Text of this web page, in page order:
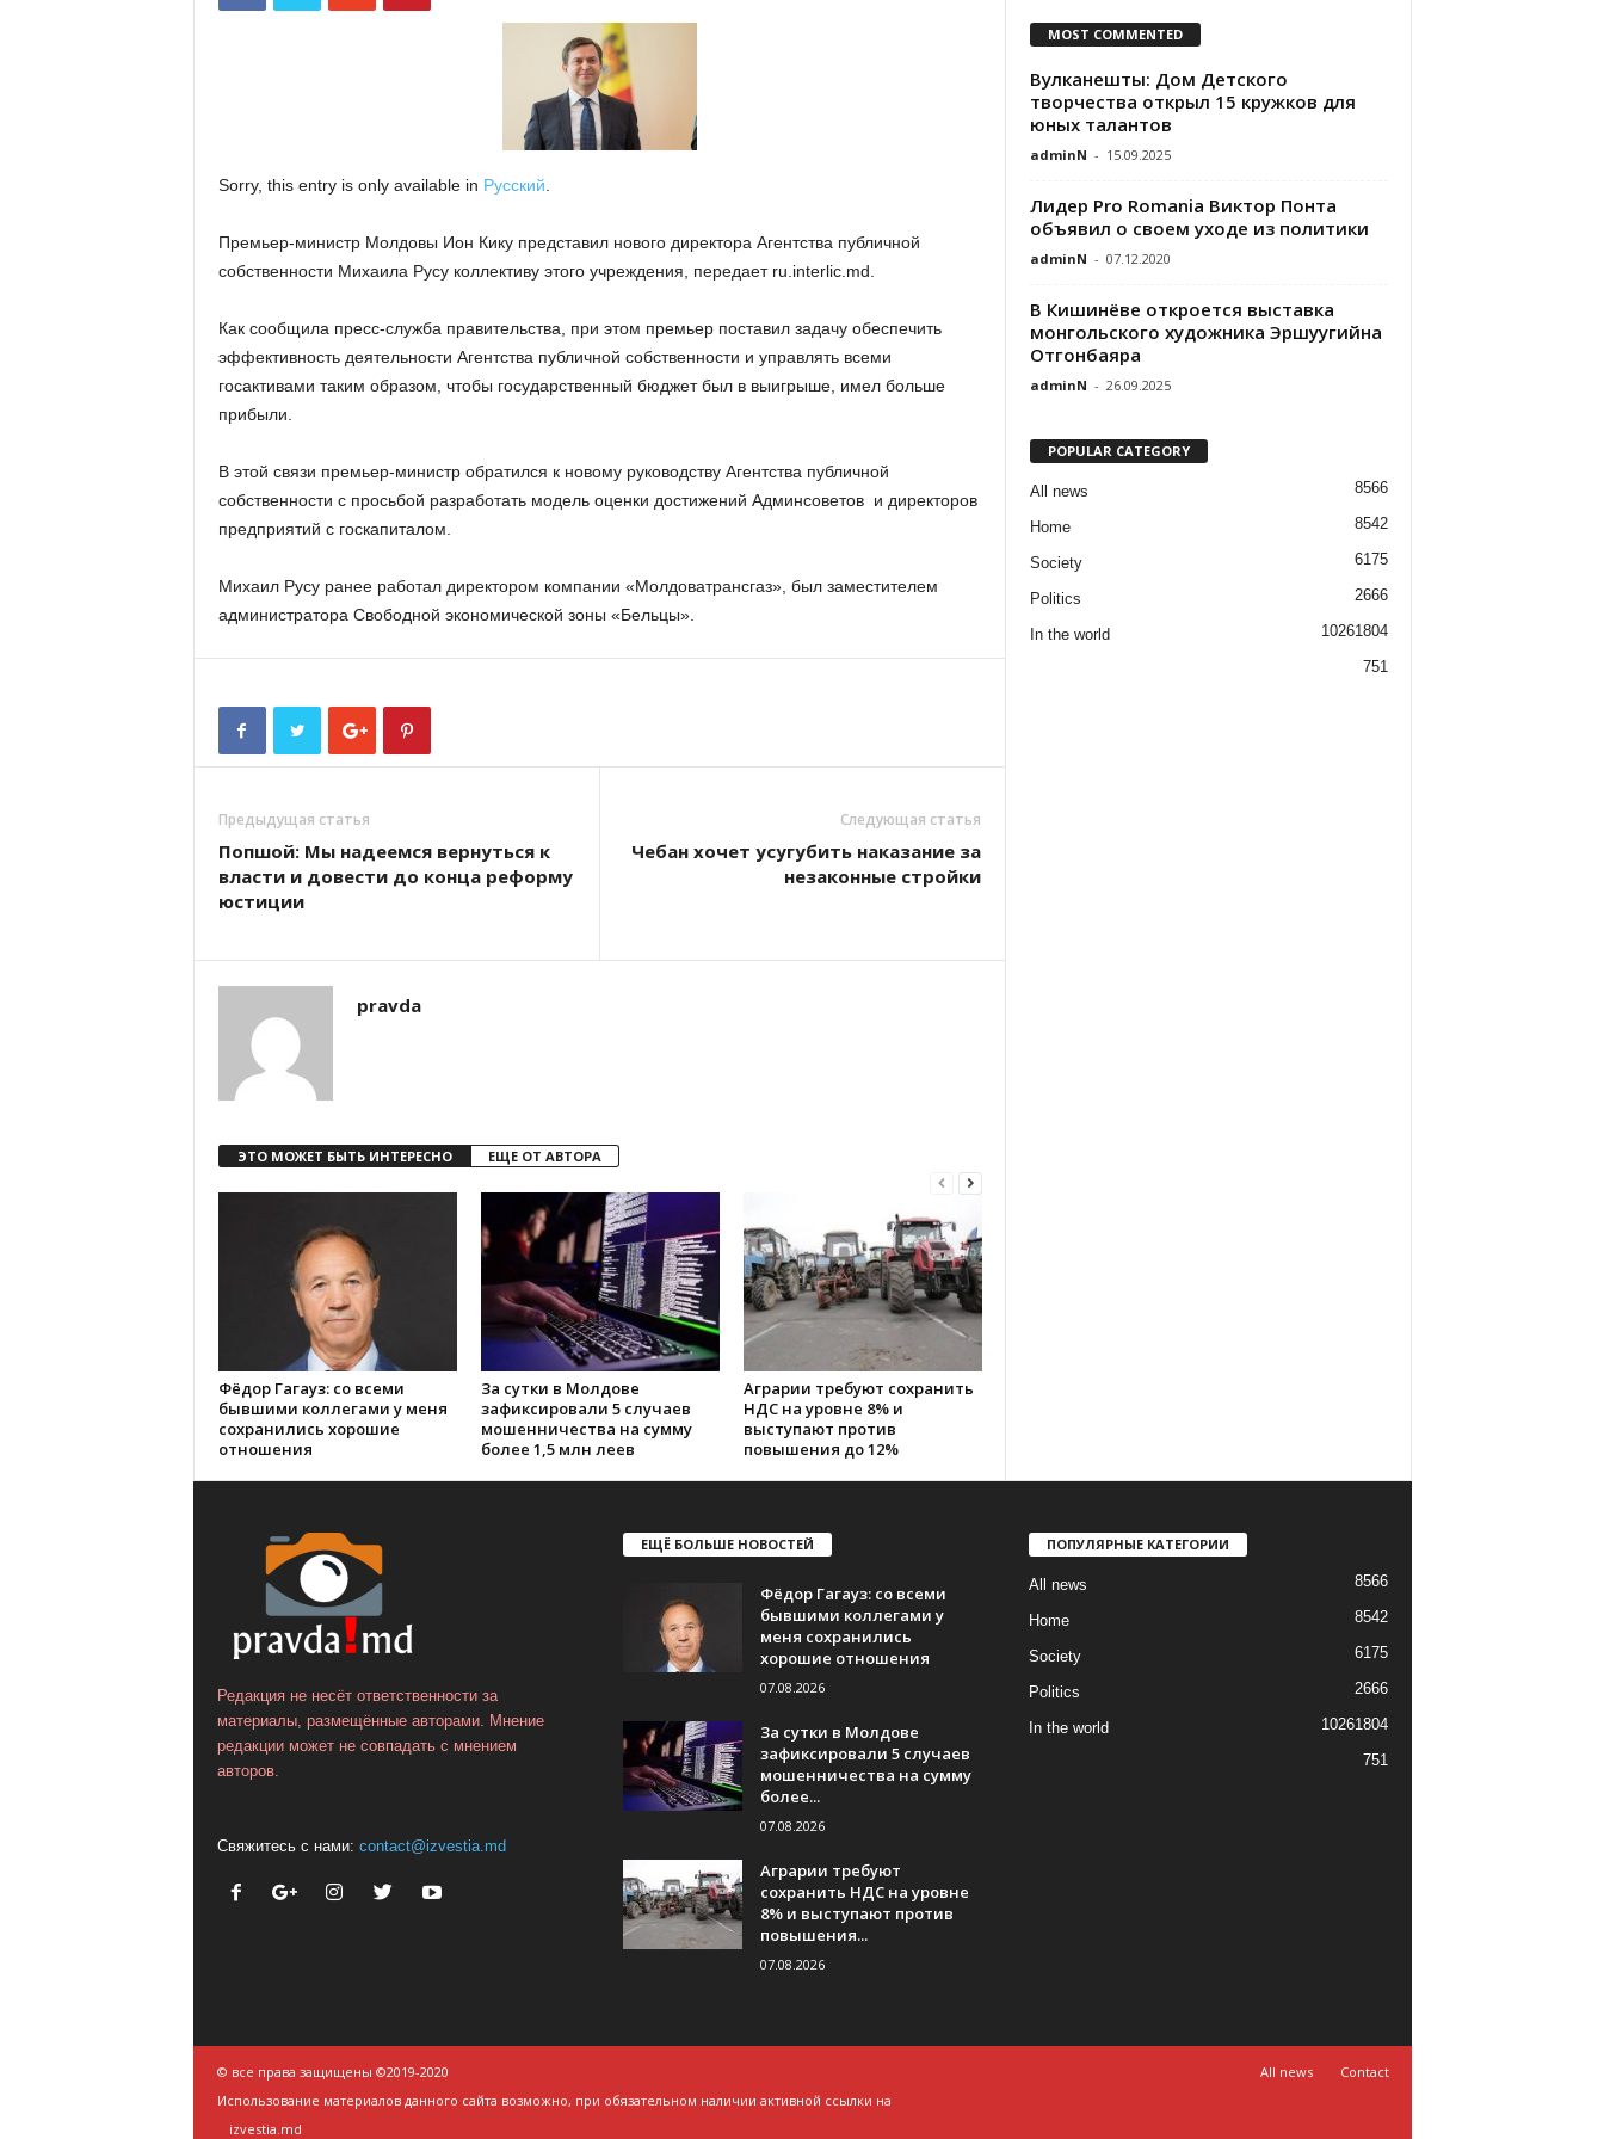
Sorry, this entry is only available in Русский
Премьер-министр Молдовы Ион Кику представил нового директора Агентства публичной
собственности Михаила Русу коллективу этого учреждения, передает ru.interlic.md.
Как сообщила пресс-служба правительства, при этом премьер поставил задачу обеспечить
эффективность деятельности Агентства публичной собственности и управлять всеми
госактивами таким образом, чтобы государственный бюджет был в выигрыше, имел больше
прибыли.
В этой связи премьер-министр обратился к новому руководству Агентства публичной
собственности с просьбой разработать модель оценки достижений Админсоветов и директоров
предприятий с госкапиталом.
Михаил Русу ранее работал директором компании «Молдоватрансгаз», был заместителем
администратора Свободной экономической зоны «Бельцы».
Предыдущая статья
Попшой: Мы надеемся вернуться к
власти и довести до конца реформу
юстиции
Следующая статья
Чебан хочет усугубить наказание за
незаконные стройки
pravda
ЭТО МОЖЕТ БЫТЬ ИНТЕРЕСНО ЕЩЕ ОТ АВТОРА
Фёдор Гагауз: со всеми
бывшими коллегами у меня
сохранились хорошие
отношения
За сутки в Молдове
зафиксировали 5 случаев
мошенничества на сумму
более 1,5 млн леев
Аграрии требуют сохранить
НДС на уровне 8% и
выступают против
повышения до 12%
MOST COMMENTED
Вулканешты: Дом Детского
творчества открыл 15 кружков для
юных талантов
adminN - 15.09.2025
Лидер Pro Romania Виктор Понта
объявил о своем уходе из политики
adminN - 07.12.2020
В Кишинёве откроется выставка
монгольского художника Эршуугийна
Отгонбаяра
adminN - 26.09.2025
POPULAR CATEGORY
All news 8566
Home 8542
Society 6175
Politics
2666
1804
In the world
1026
751
Редакция не несёт ответственности за
материалы, размещённые авторами. Мнение
редакции может не совпадать с мнением
авторов.
Свяжитесь с нами: contact@izvestia.md
ЕЩЁ БОЛЬШЕ НОВОСТЕЙ
Фёдор Гагауз: со всеми
бывшими коллегами у
меня сохранились
хорошие отношения
07.08.2026
За сутки в Молдове
зафиксировали 5 случаев
мошенничества на сумму
более...
07.08.2026
Аграрии требуют
сохранить НДС на уровне
8% и выступают против
повышения...
07.08.2026
ПОПУЛЯРНЫЕ КАТЕГОРИИ
All news 8566
Home 8542
Society 6175
Politics
2666
1804
In the world
1026
751
All news Contact
© все права защищены ©2019-2020
Использование материалов данного сайта возможно, при обязательном наличии активной ссылки на
izvestia.md